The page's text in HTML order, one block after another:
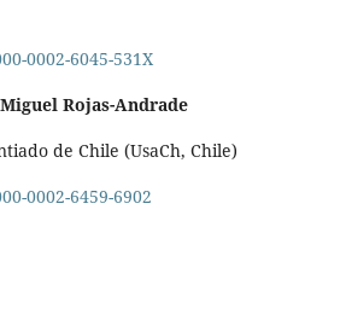
0002-6045-531X
Rojas-Andrade
de Chile (UsaCh, Chile)
0002-6459-6902